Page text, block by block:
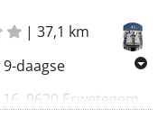
|37,1 km
daagse
9620 Erwetegem,